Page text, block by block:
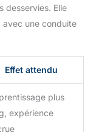
desservies. Elle
avec une conduite
Effet attendu
plus
expérience